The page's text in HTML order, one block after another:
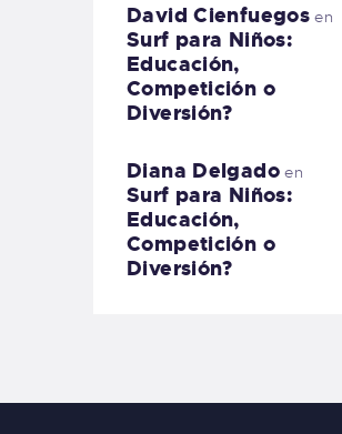
David Cienfuegos en
Surf para Niños:
Educación,
Competición o
Diversión?
Diana Delgadoen
Surf para Niños:
Educación,
Competición o
Diversión?